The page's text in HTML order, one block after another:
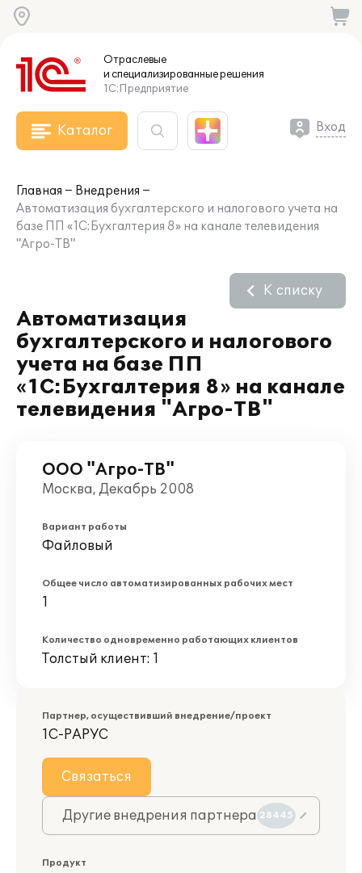
Отраслевые
и специализированныерешения
1С:Предприятие
Каталог Вход
Главная
Внедрения
Автоматизация бухгалтерского и налогового учета на
базе ПП «1С:Бухгалтерия 8» на канале телевидения
"Агро-ТВ"
Автоматизация
бухгалтерского и налогового
учета на базе ПП
«1С:Бухгалтерия 8» на канале
телевидения "Агро-ТВ"
К списку
ООО "Агро-ТВ"
Москва, Декабрь 2008
Вариант работы
Файловый
Общее число автоматизированных рабочих мест
1
Количество одновременно работающих клиентов
Толстый клиент: 1
Партнер, осуществивший внедрение/проект
1С-РАРУС
Связаться
Другие внедрения партнера 28445
Продукт